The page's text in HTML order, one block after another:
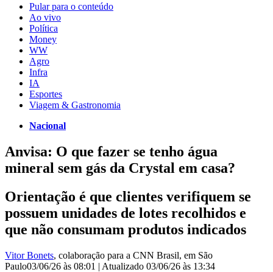
Pular para o conteúdo
Ao vivo
Política
Money
WW
Agro
Infra
IA
Esportes
Viagem & Gastronomia
Nacional
Anvisa: O que fazer se tenho água
mineral sem gás da Crystal em casa?
Orientação é que clientes verifiquem se
possuem unidades de lotes recolhidos e
que não consumam produtos indicados
Vitor Bonets, colaboração para a CNN Brasil, em São
Paulo03/06/26 às 08:01 | Atualizado 03/06/26 às 13:34